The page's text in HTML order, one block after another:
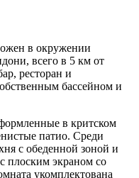
в окружении
всего в 5 км от
ресторан и
бассейном и
в критском
патио. Среди
с обеденной зоной и
плоским экраном со
укомплектована